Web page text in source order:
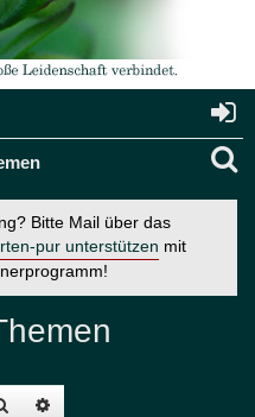
Bitte Mail über das
pur unterstützen mit
Suche